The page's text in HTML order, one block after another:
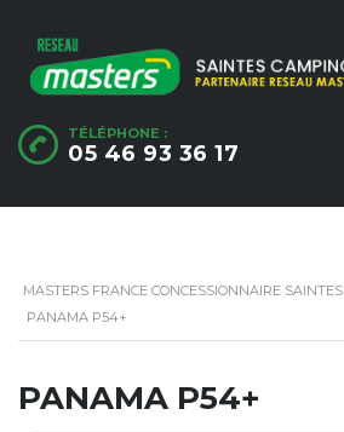
TÉLÉPHONE :
05 46 93 36 17
MASTERS FRANCE CONCESSIONNAIRE SAINTES
PANAMA P54+
PANAMA P54+